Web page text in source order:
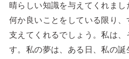
晴らしい知識を与えてくれま
何か良いことをしている限り
支えてくれるでしょう。私は
す。私の夢は、ある日、私の